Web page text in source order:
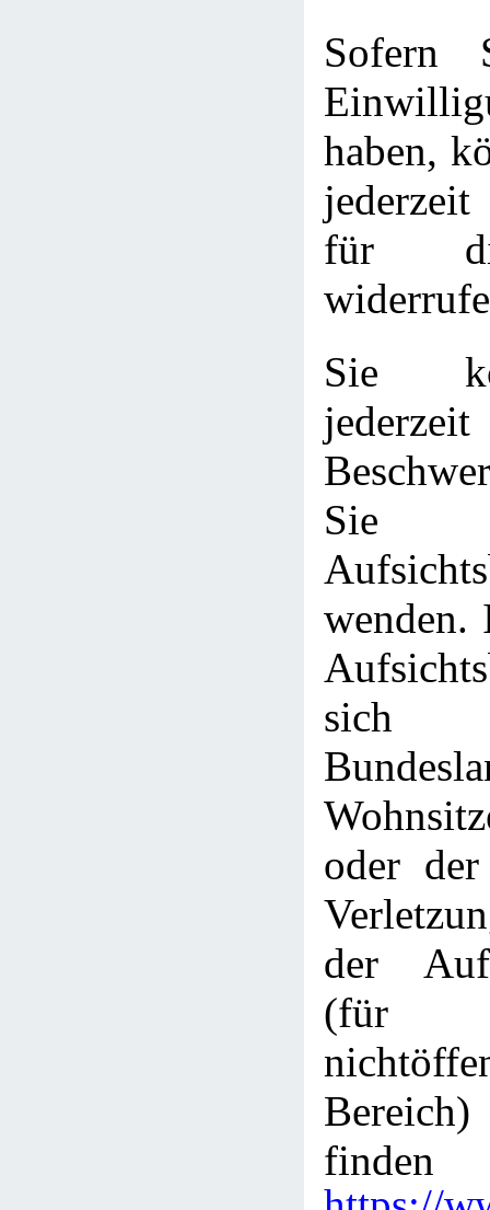
Sofern
haben,
für
Sie
Sie
wenden.
sich
oder
der